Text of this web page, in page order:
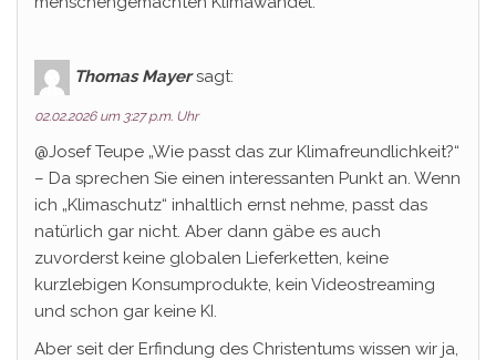
Thomas Mayer sagt:
02.02.2026 um 3:27 p.m. Uhr
@Josef Teupe „Wie passt das zur Klimafreundlichkeit?“
– Da sprechen Sie einen interessanten Punkt an. Wenn
ich „Klimaschutz“ inhaltlich ernst nehme, passt das
natürlich gar nicht. Aber dann gäbe es auch
zuvorderst keine globalen Lieferketten, keine
kurzlebigen Konsumprodukte, kein Videostreaming
und schon gar keine KI.
Aber seit der Erfindung des Christentums wissen wir ja,